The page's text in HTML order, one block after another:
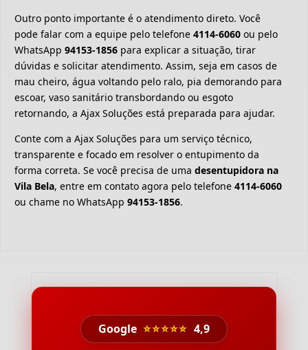
Outro ponto importante é o atendimento direto. Você
pode falar com a equipe pelo telefone 4114-6060 ou pelo
WhatsApp 94153-1856 para explicar a situação, tirar
dúvidas e solicitar atendimento. Assim, seja em casos de
mau cheiro, água voltando pelo ralo, pia demorando para
escoar, vaso sanitário transbordando ou esgoto
retornando, a Ajax Soluções está preparada para ajudar.
Conte com a Ajax Soluções para um serviço técnico,
transparente e focado em resolver o entupimento da
forma correta. Se você precisa de uma desentupidora na
Vila Bela, entre em contato agora pelo telefone 4114-6060
ou chame no WhatsApp 94153-1856.
Google ⭐⭐⭐⭐⭐ 4,9